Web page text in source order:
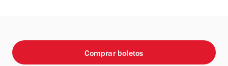
Comprar boletos